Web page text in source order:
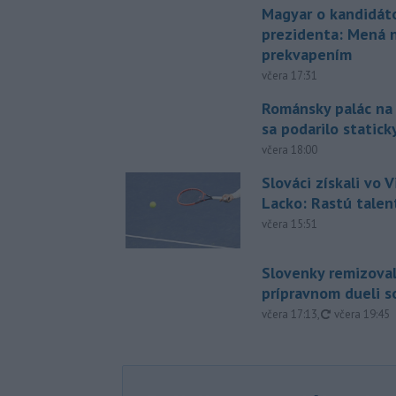
Magyar o
prezidenta: Mená
prekvapením
včera 17:31
Románsky palác
sa podarilo
včera 18:00
Slováci získali vo
Lacko: Rastú
včera 15:51
Slovenky
prípravnom dueli
včera 17:13, aktualizované
včera 19:45